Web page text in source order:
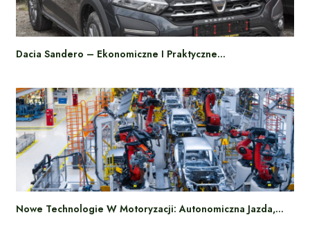
Dacia Sandero – Ekonomiczne I Praktyczne…
Nowe Technologie W Motoryzacji: Autonomiczna Jazda,…